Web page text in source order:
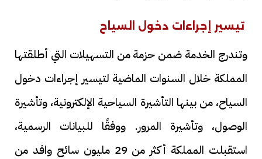
تيسير إجراءات دخول السياح
وتندرج الخدمة ضمن حزمة من التسهيلات التي أطلقتها
المملكة خلال السنوات الماضية لتيسير إجراءات دخول
السياح، من بينها التأشيرة السياحية الإلكترونية، وتأشيرة
الوصول، وتأشيرة المرور. ووفقًا للبيانات الرسمية،
استقبلت المملكة أكثر من 29 مليون سائح وافد من